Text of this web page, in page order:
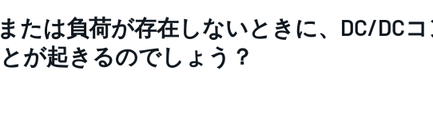
たは負荷が存在しないときに、DC/DC
が起きるのでしょう？